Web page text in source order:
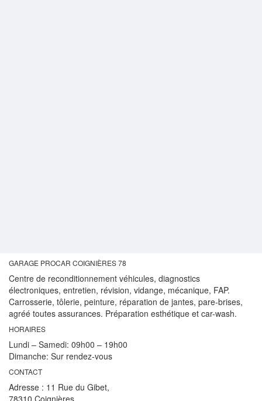
GARAGE PROCAR COIGNIÈRES 78
Centre de reconditionnement véhicules, diagnostics
électroniques, entretien, révision, vidange, mécanique, FAP.
Carrosserie, tôlerie, peinture, réparation de jantes, pare-brises,
agréé toutes assurances. Préparation esthétique et car-wash.
HORAIRES
Lundi – Samedi: 09h00 – 19h00
Dimanche: Sur rendez-vous
CONTACT
Adresse : 11 Rue du Gibet,